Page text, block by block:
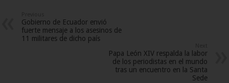
Gobierno de Ecuador envió
fuerte mensaje a los asesinos de
11 militares de dicho país
Papa León XIV respalda la labor
de los periodistas en el mundo
tras un encuentro en la Santa
Sede